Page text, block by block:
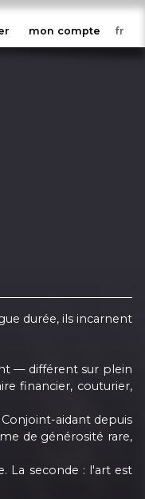
mon compte
durée, ils incarnent
— différent sur plein
financier, couturier,
aidant depuis
de générosité rare,
La seconde : l'art est